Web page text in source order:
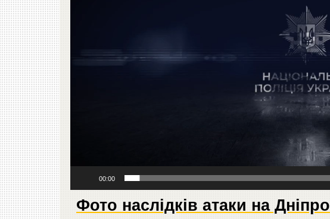
00:00
Фото наслідків атаки на Дніпро